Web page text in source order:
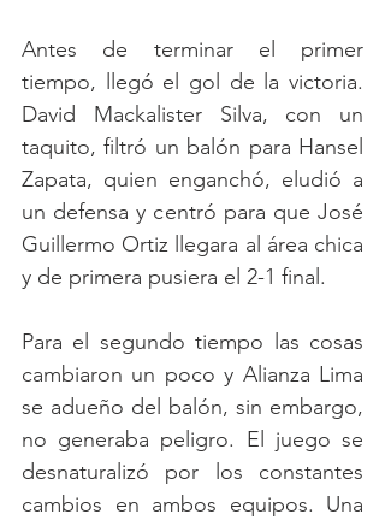
Antes de terminar el primer
tiempo, llegó el gol de la victoria.
David Mackalister Silva, con un
taquito, filtró un balón para Hansel
Zapata, quien enganchó, eludió a
un defensa y centró para que José
Guillermo Ortiz llegara al área chica
y de primera pusiera el 2-1 final.
Para el segundo tiempo las cosas
cambiaron un poco y Alianza Lima
se adueño del balón, sin embargo,
no generaba peligro. El juego se
desnaturalizó por los constantes
cambios en ambos equipos. Una